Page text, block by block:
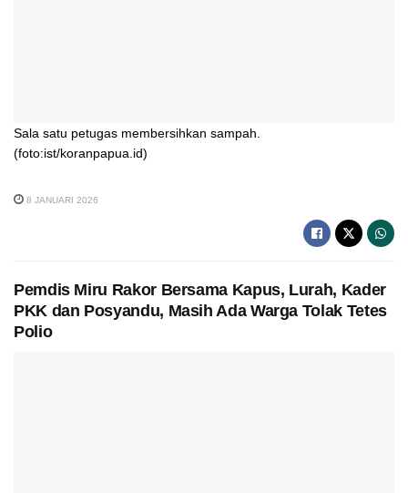
Sala satu petugas membersihkan sampah.
(foto:ist/koranpapua.id)
8 JANUARI 2026
Pemdis Miru Rakor Bersama Kapus, Lurah, Kader
PKK dan Posyandu, Masih Ada Warga Tolak Tetes
Polio